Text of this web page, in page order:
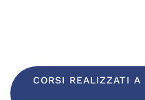
CORSI REALIZZATI A